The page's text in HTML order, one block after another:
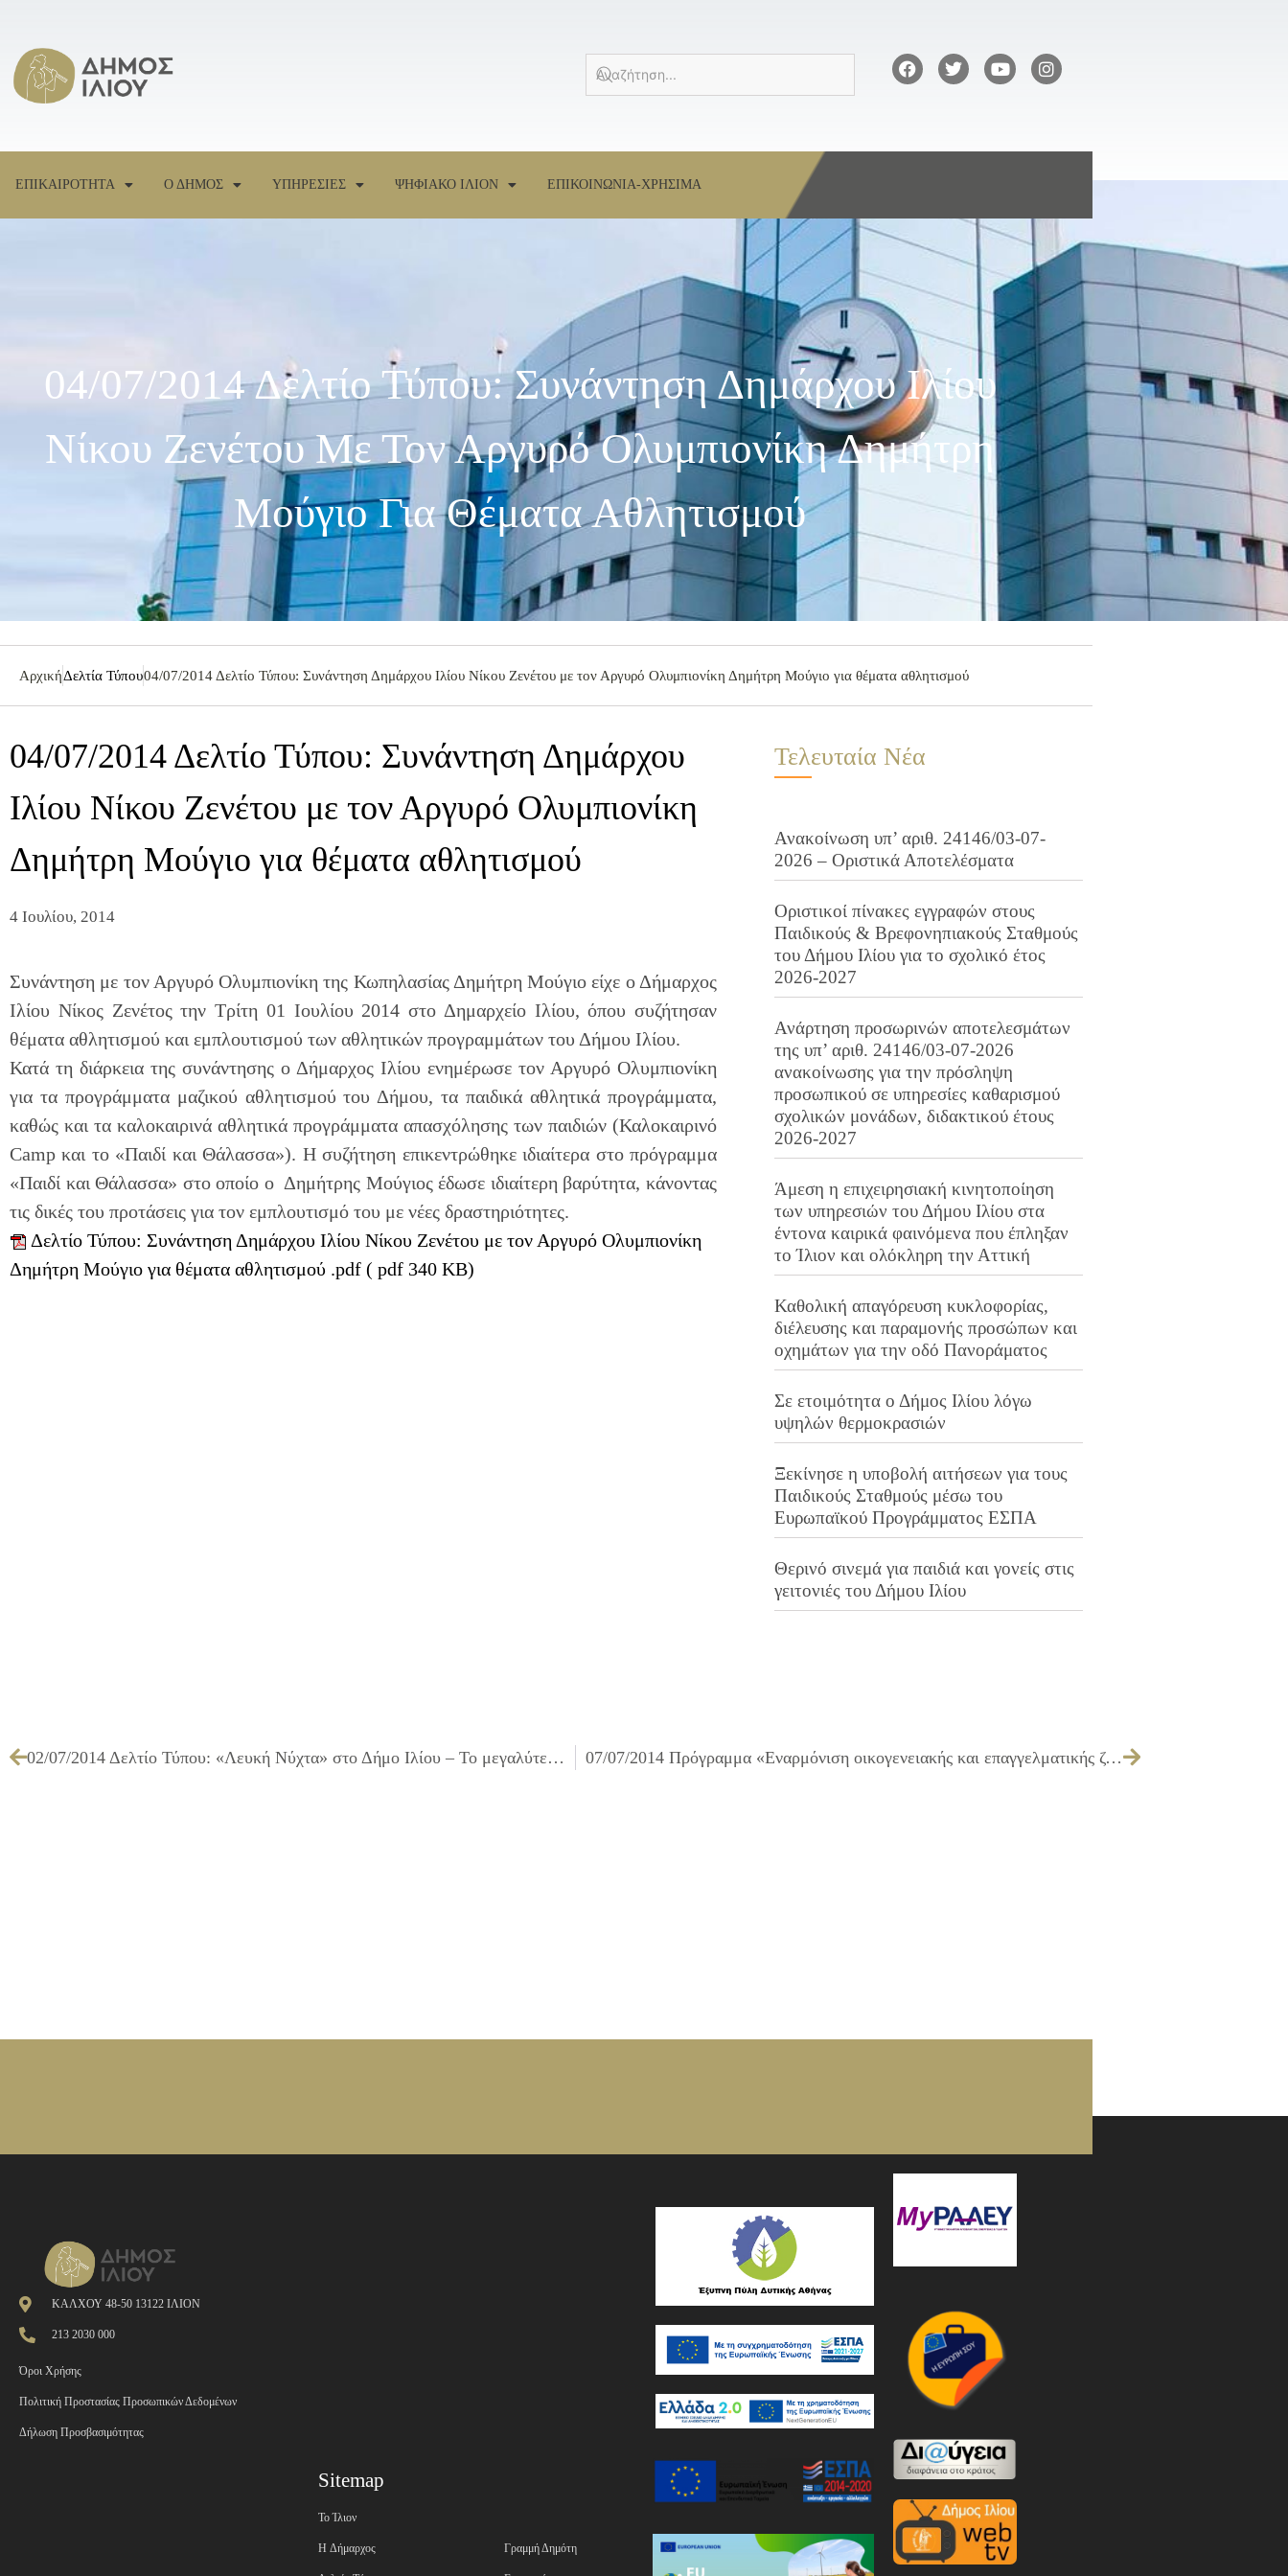
ΕΠΙΚΑΙΡΟΤΗΤΑ Ο ΔΗΜΟΣ ΥΠΗΡΕΣΙΕΣ ΨΗΦΙΑΚΟ ΙΛΙΟΝ ΕΠΙΚΟΙΝΩΝΙΑ-ΧΡΗΣΙΜΑ
04/07/2014 Δελτίο Τύπου: Συνάντηση Δημάρχου Ιλίου
Νίκου Ζενέτου Με Τον Αργυρό Ολυμπιονίκη Δημήτρη
Μούγιο Για Θέματα Αθλητισμού
ΑρχικήΔελτία Τύπου04/07/2014 Δελτίο Τύπου: Συνάντηση Δημάρχου Ιλίου Νίκου Ζενέτου με τον Αργυρό Ολυμπιονίκη Δημήτρη Μούγιο για θέματα αθλητισμού
04/07/2014 Δελτίο Τύπου: Συνάντηση Δημάρχου
Ιλίου Νίκου Ζενέτου με τον Αργυρό Ολυμπιονίκη
Δημήτρη Μούγιο για θέματα αθλητισμού
4 Ιουλίου, 2014
Συνάντηση με τον Αργυρό Ολυμπιονίκη της Κωπηλασίας Δημήτρη Μούγιο είχε ο Δήμαρχος
Ιλίου Νίκος Ζενέτος την Τρίτη 01 Ιουλίου 2014 στο Δημαρχείο Ιλίου, όπου συζήτησαν
θέματα αθλητισμού και εμπλουτισμού των αθλητικών προγραμμάτων του Δήμου Ιλίου.
Κατά τη διάρκεια της συνάντησης ο Δήμαρχος Ιλίου ενημέρωσε τον Αργυρό Ολυμπιονίκη
για τα προγράμματα μαζικού αθλητισμού του Δήμου, τα παιδικά αθλητικά προγράμματα,
καθώς και τα καλοκαιρινά αθλητικά προγράμματα απασχόλησης των παιδιών (Καλοκαιρινό
Camp και το «Παιδί και Θάλασσα»). Η συζήτηση επικεντρώθηκε ιδιαίτερα στο πρόγραμμα
«Παιδί και Θάλασσα» στο οποίο ο Δημήτρης Μούγιος έδωσε ιδιαίτερη βαρύτητα, κάνοντας
τις δικές του προτάσεις για τον εμπλουτισμό του με νέες δραστηριότητες.
Δελτίο Τύπου: Συνάντηση Δημάρχου Ιλίου Νίκου Ζενέτου με τον Αργυρό Ολυμπιονίκη
Δημήτρη Μούγιο για θέματα αθλητισμού .pdf ( pdf 340 KB)
Τελευταία Νέα
Ανακοίνωση υπ’ αριθ. 24146/03-07-
2026 – Οριστικά Αποτελέσματα
Οριστικοί πίνακες εγγραφών στους
Παιδικούς & Βρεφονηπιακούς Σταθμούς
του Δήμου Ιλίου για το σχολικό έτος
2026-2027
Ανάρτηση προσωρινών αποτελεσμάτων
της υπ’ αριθ. 24146/03-07-2026
ανακοίνωσης για την πρόσληψη
προσωπικού σε υπηρεσίες καθαρισμού
σχολικών μονάδων, διδακτικού έτους
2026-2027
Άμεση η επιχειρησιακή κινητοποίηση
των υπηρεσιών του Δήμου Ιλίου στα
έντονα καιρικά φαινόμενα που έπληξαν
το Ίλιον και ολόκληρη την Αττική
Καθολική απαγόρευση κυκλοφορίας,
διέλευσης και παραμονής προσώπων και
οχημάτων για την οδό Πανοράματος
Σε ετοιμότητα ο Δήμος Ιλίου λόγω
υψηλών θερμοκρασιών
Ξεκίνησε η υποβολή αιτήσεων για τους
Παιδικούς Σταθμούς μέσω του
Ευρωπαϊκού Προγράμματος ΕΣΠΑ
Θερινό σινεμά για παιδιά και γονείς στις
γειτονιές του Δήμου Ιλίου
02/07/2014 Δελτίο Τύπου: «Λευκή Νύχτα» στο Δήμο Ιλίου – Το μεγαλύτερο πολιτιστικό γεγονός της πόλης 07/07/2014 Πρόγραμμα «Εναρμόνιση οικογενειακής και επαγγελματικής ζωής» της Ε.Ε.Τ.Α.Α.
ΚΑΛΧΟΥ 48-50 13122 ΙΛΙΟΝ
213 2030 000
Όροι Χρήσης
Πολιτική Προστασίας Προσωπικών Δεδομένων
Δήλωση Προσβασιμότητας
Sitemap
Το Ίλιον
H Δήμαρχος Γραμμή Δημότη